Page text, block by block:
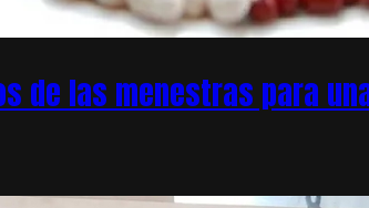
de las menestras para